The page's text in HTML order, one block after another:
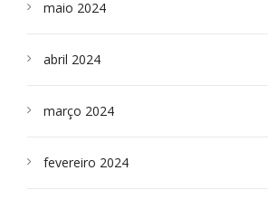
maio 2024
abril 2024
março 2024
fevereiro 2024